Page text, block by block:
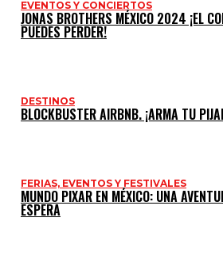
EVENTOS Y CONCIERTOS
JONAS BROTHERS MÉXICO 2024 ¡EL
PUEDES PERDER!
DESTINOS
BLOCKBUSTER AIRBNB. ¡ARMA TU
FERIAS, EVENTOS Y FESTIVALES
MUNDO PIXAR EN MÉXICO: UNA
ESPERA